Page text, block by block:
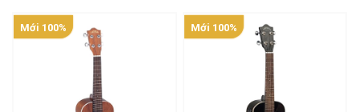
Mới 100% Mới 100%